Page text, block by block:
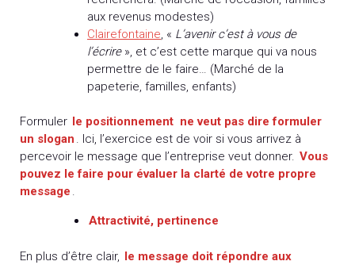
aux revenus modestes)
Clairefontaine , « L’avenir c’est à vous de
l’écrire», et c’est cette marque qui va nous
permettre de le faire… (Marché de la
papeterie, familles, enfants)
Formuler le positionnement ne veut pas dire formuler
un slogan . Ici, l’exercice est de voir si vous arrivez à
percevoir le message que l’entreprise veut donner. Vous
pouvez le faire pour évaluer la clarté de votre propre
message .
Attractivité, pertinence
En plus d’être clair, le message doit répondre aux